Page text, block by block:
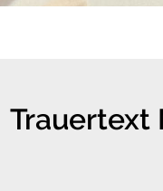
Trauertext